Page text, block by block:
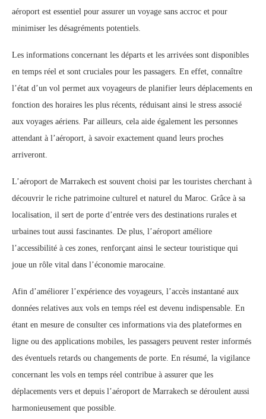
aéroport est essentiel pour assurer un voyage sans accroc et pour
minimiser les désagréments potentiels.
Les informations concernant les départs et les arrivées sont disponibles
en temps réel et sont cruciales pour les passagers. En effet, connaître
l’état d’un vol permet aux voyageurs de planifier leurs déplacements en
fonction des horaires les plus récents, réduisant ainsi le stress associé
aux voyages aériens. Par ailleurs, cela aide également les personnes
attendant à l’aéroport, à savoir exactement quand leurs proches
arriveront.
L’aéroport de Marrakech est souvent choisi par les touristes cherchant à
découvrir le riche patrimoine culturel et naturel du Maroc. Grâce à sa
localisation, il sert de porte d’entrée vers des destinations rurales et
urbaines tout aussi fascinantes. De plus, l’aéroport améliore
l’accessibilité à ces zones, renforçant ainsi le secteur touristique qui
joue un rôle vital dans l’économie marocaine.
Afin d’améliorer l’expérience des voyageurs, l’accès instantané aux
données relatives aux vols en temps réel est devenu indispensable. En
étant en mesure de consulter ces informations via des plateformes en
ligne ou des applications mobiles, les passagers peuvent rester informés
des éventuels retards ou changements de porte. En résumé, la vigilance
concernant les vols en temps réel contribue à assurer que les
déplacements vers et depuis l’aéroport de Marrakech se déroulent aussi
harmonieusement que possible.